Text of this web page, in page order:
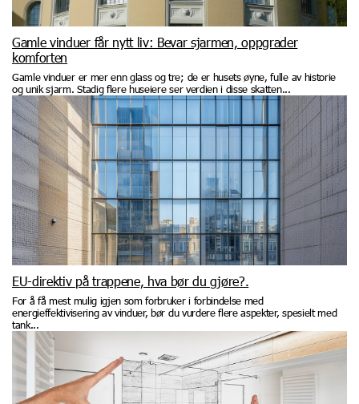
Gamle vinduer får nytt liv: Bevar sjarmen, oppgrader
komforten
Gamle vinduer er mer enn glass og tre; de er husets øyne, fulle av historie
og unik sjarm. Stadig flere huseiere ser verdien i disse skatten...
EU-direktiv på trappene, hva bør du gjøre?.
For å få mest mulig igjen som forbruker i forbindelse med
energieffektivisering av vinduer, bør du vurdere flere aspekter, spesielt med
tank...